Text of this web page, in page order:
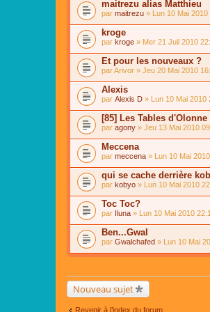
maitrezu alias Matthieu
par maitrezu » Lun 10 Mai 2010
kroge
par kroge » Mer 21 Juil 2010
Et pour les nouveaux ?
parArivor » Jeu 20 Mai 2010
Alexis
par Alexis D » Lun 10 Mai 2010
[85] Les Tables d'Olonne
par agony » Jeu 13 Mai 2010
Meccena
par meccena » Lun 10 Mai
qui se cache derrière
par kobyo » Lun 10 Mai 2010
Toc Toc?
par Iluna » Lun 10 Mai 2010
Ben...Gwal
par Gwalchafed » Lun 10 Mai
Nouveau sujet
Revenir à l’index du forum